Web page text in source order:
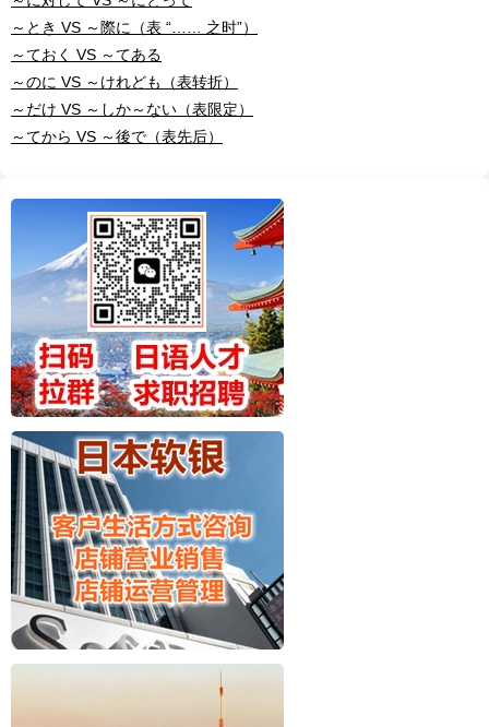
～とき VS ～際に（表 “…… 之时”）
～ておく VS ～てある
～のに VS ～けれども（表转折）
～だけ VS ～しか～ない（表限定）
～てから VS ～後で（表先后）